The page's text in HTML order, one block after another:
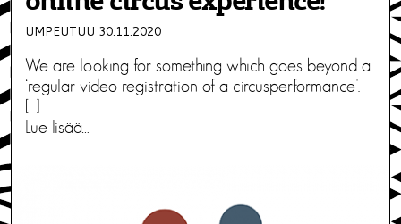
UMPEUTUU 30.11.2020
We are looking for something which goes beyond a
‘regular video registration of a circusperformance’.
Lue lisää…